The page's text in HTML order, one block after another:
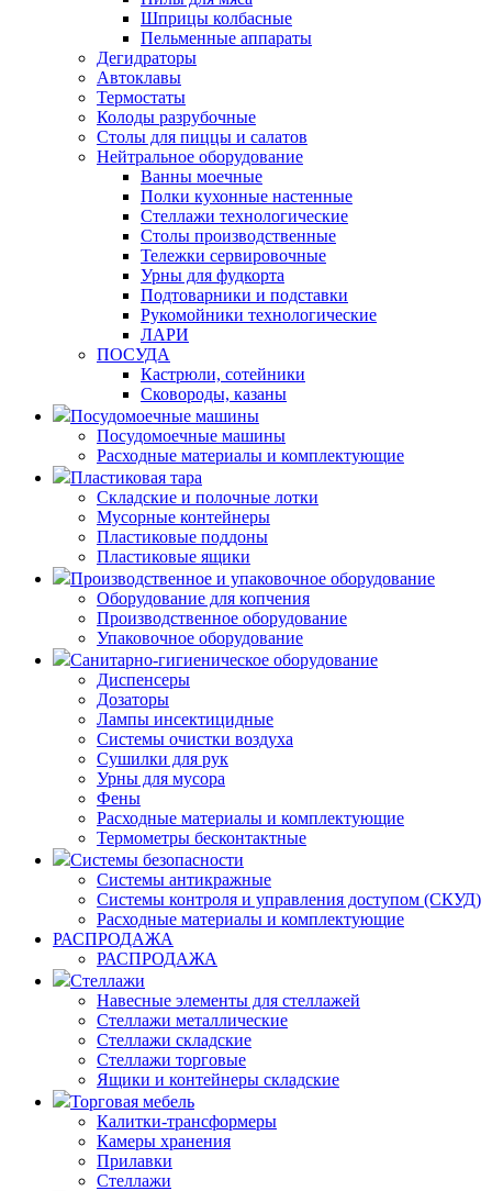
Шприцы колбасные
Пельменные аппараты
Дегидраторы
Автоклавы
Термостаты
Колоды разрубочные
Столы для пиццы и салатов
Нейтральное оборудование
Ванны моечные
Полки кухонные настенные
Стеллажи технологические
Столы производственные
Тележки сервировочные
Урны для фудкорта
Подтоварники и подставки
Рукомойники технологические
ЛАРИ
ПОСУДА
Кастрюли, сотейники
Сковороды, казаны
Посудомоечные машины
Посудомоечные машины
Расходные материалы и комплектующие
Пластиковая тара
Складские и полочные лотки
Мусорные контейнеры
Пластиковые поддоны
Пластиковые ящики
Производственное и упаковочное оборудование
Оборудование для копчения
Производственное оборудование
Упаковочное оборудование
Санитарно-гигиеническое оборудование
Диспенсеры
Дозаторы
Лампы инсектицидные
Системы очистки воздуха
Сушилки для рук
Урны для мусора
Фены
Расходные материалы и комплектующие
Термометры бесконтактные
Системы безопасности
Системы антикражные
Системы контроля и управления доступом (СКУД)
Расходные материалы и комплектующие
РАСПРОДАЖА
РАСПРОДАЖА
Стеллажи
Навесные элементы для стеллажей
Стеллажи металлические
Стеллажи складские
Стеллажи торговые
Ящики и контейнеры складские
Торговая мебель
Калитки-трансформеры
Камеры хранения
Прилавки
Стеллажи